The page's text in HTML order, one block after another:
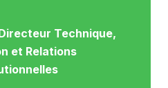
Technique,
et Relations